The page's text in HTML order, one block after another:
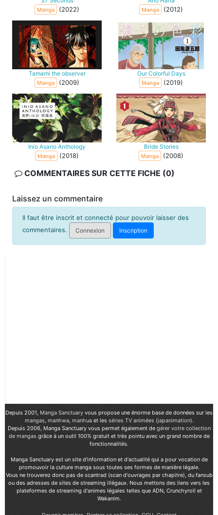
Manga (2022) Manga (2012)
Tamami the observer
Manga (2009)
Our Colorful Days
Manga (2019)
Inio Asano Anthology
Manga (2018)
Bride Stories
Manga (2008)
COMMENTAIRES SUR CETTE FICHE (0)
Laissez un commentaire
Il faut être inscrit et connecté pour pouvoir laisser des
commentaires.
Connexion Inscription
Depuis 2001, Manga Sanctuary vous propose une énorme base de données sur les
mangas, manhwa, manhuaet les séries TV animées (japanimation).
Depuis 2006, Manga Sanctuary vous permet également de gérer votre collection
de mangasgrâce à un outil 100% gratuit et très pointu avec un grand nombre de
fonctionnalités.
Manga Sanctuary est un site d'information et d'actualité qui a pour vocation de
promouvoir la culture manga sous toutes ses formes de manière légale.
Vous ne trouverez donc pas de scantrad (scan d'ouvrages par chapitre), du fansub
ou des adresses de sites de streaming illégaux. Nous mettons des liens vers les
plateformes de streaming d'animes légales telles que ADN, Crunchyroll et
Wakanim.